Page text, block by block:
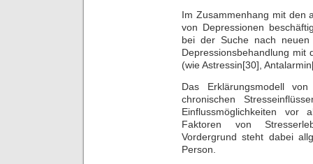
Im Zusammenhang mit den
von Depressionen
bei der Suche nach
Depressionsbehandlung mit
(wie Astressin[30],
Das Erklärungsmodell
chronischen
Einflussmöglichkeiten vor
Faktoren von
Vordergrund steht dabei
Person.